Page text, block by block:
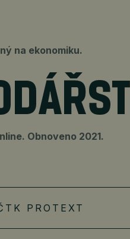
na ekonomiku.
Obnoveno 2021.
PROTEXT